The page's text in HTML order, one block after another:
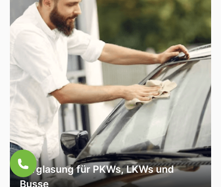
Verglasung für PKWs, LKWs und
Busse